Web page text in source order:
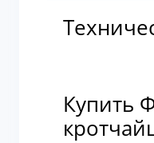
Купить